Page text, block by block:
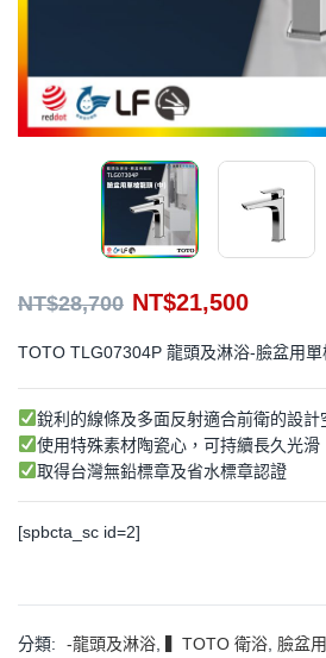
NT$28,700 NT$21,500
TOTO TLG07304P 龍頭及淋浴-臉盆用
銳利的線條及多面反射適合前衛的設計
使用特殊素材陶瓷心，可持續長久光滑
取得台灣無鉛標章及省水標章認證
[spbcta_sc id=2]
分類: -龍頭及淋浴 ▍TOTO 衛浴 臉盆